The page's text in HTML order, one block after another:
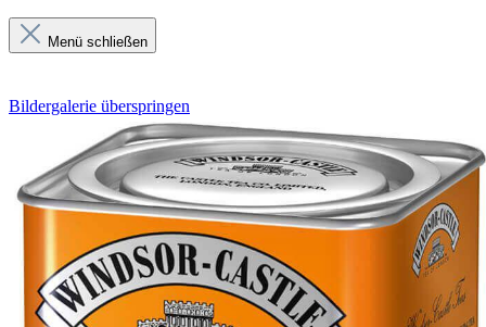
Menü schließen
Bildergalerie überspringen